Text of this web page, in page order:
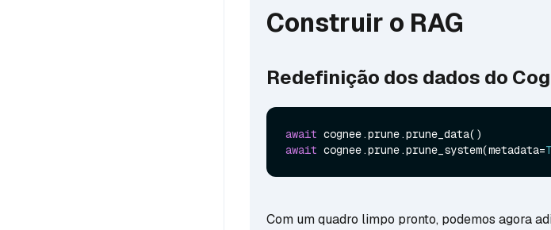
Construir o RAG
Redefinição dos dados do
await
await cognee.prune.prune_system(metadata=
Com um quadro limpo pronto, podemos agora